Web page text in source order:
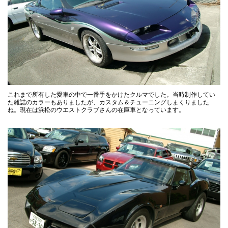
これまで所有した愛車の中で一番手をかけたクルマでした。当時制作してい
た雑誌のカラーもありましたが、カスタム＆チューニングしまくりました
ね。現在は浜松のウエストクラブさんの在庫車となっています。